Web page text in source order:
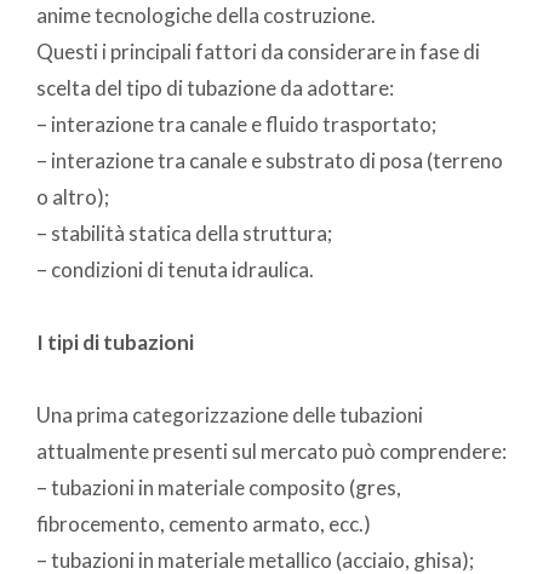
anime tecnologiche della costruzione.
Questi i principali fattori da considerare in fase di
scelta del tipo di tubazione da adottare:
– interazione tra canale e fluido trasportato;
– interazione tra canale e substrato di posa (terreno
o altro);
– stabilità statica della struttura;
– condizioni di tenuta idraulica.
I tipi di tubazioni
Una prima categorizzazione delle tubazioni
attualmente presenti sul mercato può comprendere:
– tubazioni in materiale composito (gres,
fibrocemento, cemento armato, ecc.)
– tubazioni in materiale metallico (acciaio, ghisa);